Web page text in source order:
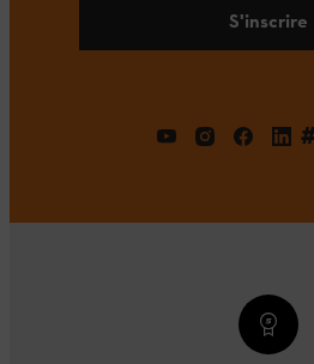
S'inscrire